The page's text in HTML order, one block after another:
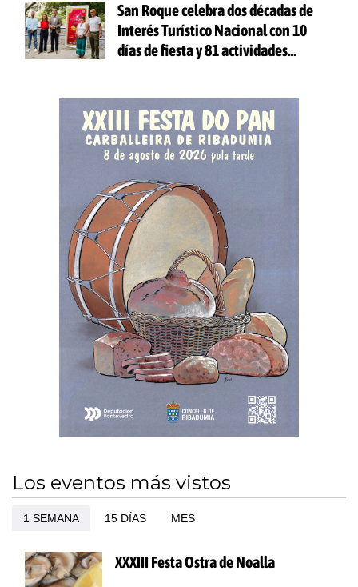
San Roque celebra dos décadas de
Interés Turístico Nacional con 10
días de fiesta y 81 actividades
Los eventos más vistos
1 SEMANA 15 DÍAS MES
XXXIII Festa Ostra de Noalla